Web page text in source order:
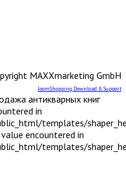
MAXXmarketing GmbH
JoomShopping Download & Support
антикварных книг
in
templates/
encountered in
templates/